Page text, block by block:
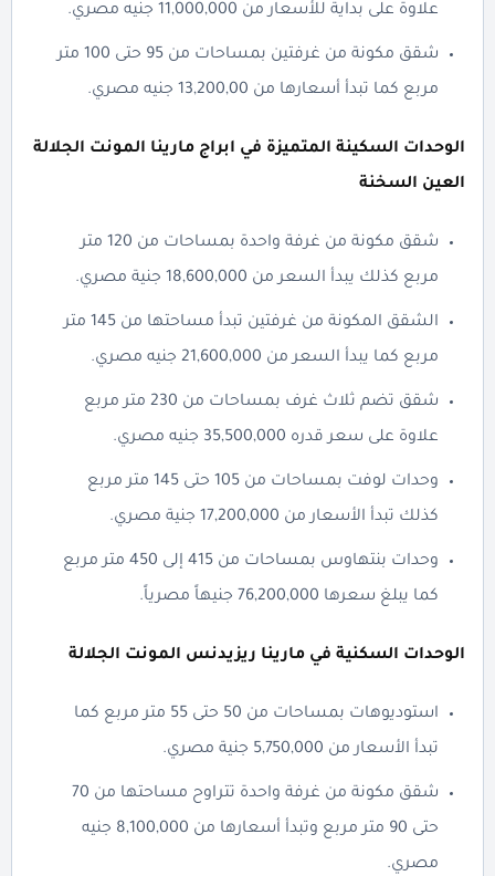
علاوة على بداية للأسعار من 11,000,000 جنيه مصري.
شقق مكونة من غرفتين بمساحات من 95 حتى 100 متر
مربع كما تبدأ أسعارها من 13,200,00 جنيه مصري.
الوحدات السكينة المتميزة في ابراج مارينا المونت الجلالة
العين السخنة
شقق مكونة من غرفة واحدة بمساحات من 120 متر
مربع كذلك يبدأ السعر من 18,600,000 جنية مصري.
الشقق المكونة من غرفتين تبدأ مساحتها من 145 متر
مربع كما يبدأ السعر من 21,600,000 جنيه مصري.
شقق تضم ثلاث غرف بمساحات من 230 متر مربع
علاوة على سعر قدره 35,500,000 جنيه مصري.
وحدات لوفت بمساحات من 105 حتى 145 متر مربع
كذلك تبدأ الأسعار من 17,200,000 جنية مصري.
وحدات بنتهاوس بمساحات من 415 إلى 450 متر مربع
كما يبلغ سعرها 76,200,000 جنيهاً مصرياً.
الوحدات السكنية في مارينا ريزيدنس المونت الجلالة
استوديوهات بمساحات من 50 حتى 55 متر مربع كما
تبدأ الأسعار من 5,750,000 جنية مصري.
شقق مكونة من غرفة واحدة تتراوح مساحتها من 70
حتى 90 متر مربع وتبدأ أسعارها من 8,100,000 جنيه
مصري.